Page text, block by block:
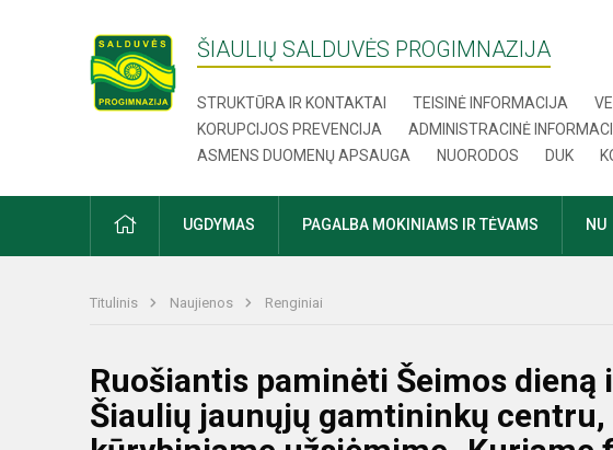
ŠIAULIŲ SALDUVĖS PROGIMNAZIJA
STRUKTŪRA IR KONTAKTAI TEISINĖ INFORMACIJA
KORUPCIJOS PREVENCIJA
ADMINISTRACINĖ
ASMENS DUOMENŲ APSAUGA
NUORODOS DUK
UGDYMAS PAGALBA MOKINIAMS IR TĖVAMS NU
Titulinis Naujienos Renginiai
Ruošiantis paminėti Šeimos
Šiaulių jaunųjų gamtininkų